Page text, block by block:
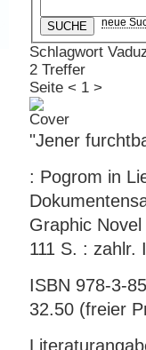
neue
Schlagwort
2 Treffer
Seite < 1 >
"Jener
: Pogrom in
Graphic
111 S. : zahlr.
ISBN 978-3-
32.50 (freier